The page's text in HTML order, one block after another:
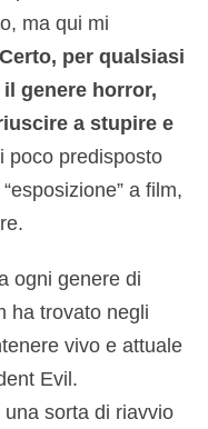
ma qui mi
Certo, per qualsiasi
genere horror,
a stupire e
poco predisposto
a film,
ogni genere di
ha trovato negli
vivo e attuale
Evil.
sorta di riavvio